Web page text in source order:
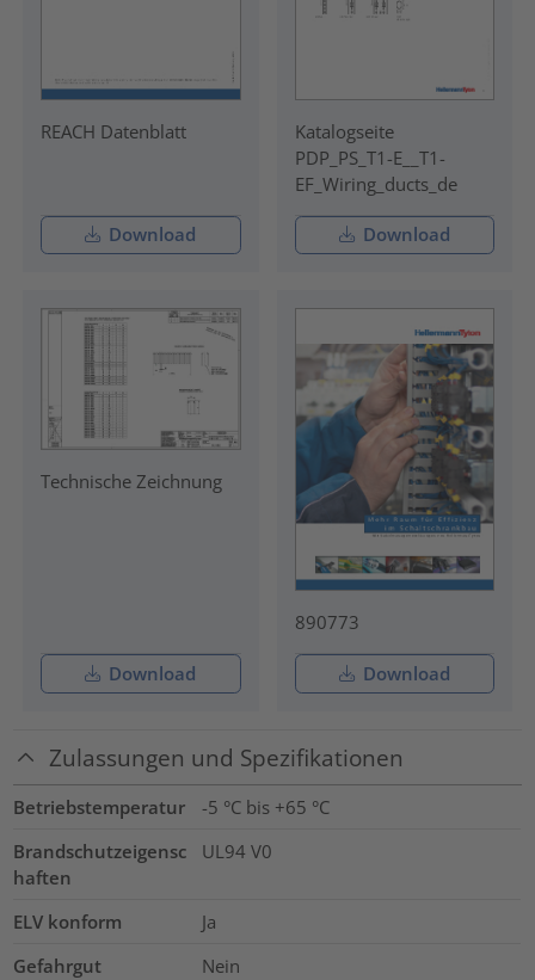
REACH Datenblatt
Download
Katalogseite
PDP_PS_T1-E__T1-
EF_Wiring_ducts_de
Download
Technische Zeichnung
Download
890773
Download
Zulassungen und Spezifikationen
Betriebstemperatur
-5 °C bis +65 °C
Brandschutzeigensc
haften
UL94 V0
ELV konform
Ja
Gefahrgut
Nein